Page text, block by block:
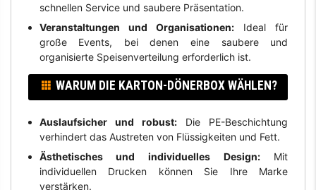
schnellen Service und saubere Präsentation.
Veranstaltungen und Organisationen: Ideal für
große Events, bei denen eine saubere und
organisierte Speisenverteilung erforderlich ist.
WARUM DIE KARTON-DÖNERBOX WÄHLEN?
Auslaufsicher und robust: Die PE-Beschichtung
verhindert das Austreten von Flüssigkeiten und Fett.
Ästhetisches und individuelles Design:Mit
individuellen Drucken können Sie Ihre Marke
verstärken.